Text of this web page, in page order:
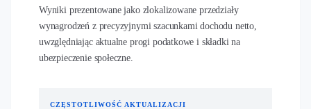
Wyniki prezentowane jako zlokalizowane przedziały
wynagrodzeń z precyzyjnymi szacunkami dochodu netto,
uwzględniając aktualne progi podatkowe i składki na
ubezpieczenie społeczne.
CZĘSTOTLIWOŚĆ AKTUALIZACJI